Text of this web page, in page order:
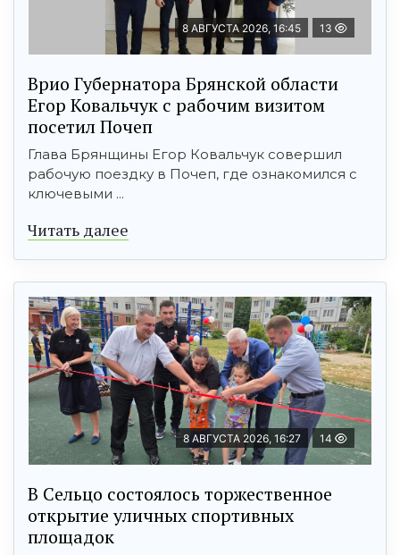
8 АВГУСТА 2026, 16:45 13
Врио Губернатора Брянской области
Егор Ковальчук с рабочим визитом
посетил Почеп
Глава Брянщины Егор Ковальчук совершил
рабочую поездку в Почеп, где ознакомился с
ключевыми ...
Читать далее
8 АВГУСТА 2026, 16:27 14
В Сельцо состоялось торжественное
открытие уличных спортивных
площадок